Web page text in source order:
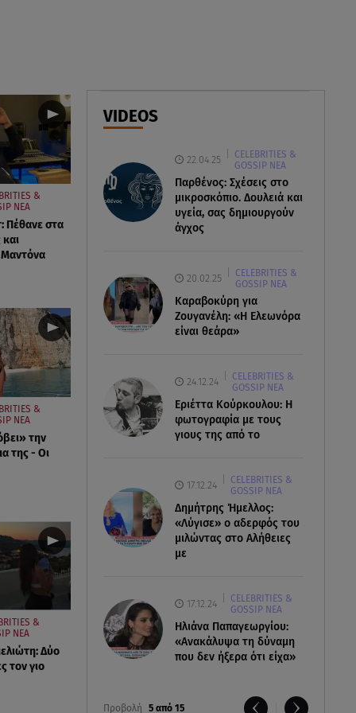
Νηστίσιμη συνταγή για να
φτιάξετε χαλβά με σοκολάτα και
πορτοκάλι
VIDEOS
22.04.25
CELEBRITIES &
GOSSIP ΝΕΑ
Παρθένος: Σχέσεις στο
μικροσκόπιο. Δουλειά και
υγεία, σας δημιουργούν
άγχος
20.02.25
CELEBRITIES &
GOSSIP ΝΕΑ
Καραβοκύρη για
Ζουγανέλη: «Η Ελεωνόρα
είναι θεάρα»
24.12.24
CELEBRITIES &
GOSSIP ΝΕΑ
Εριέττα Κούρκουλου: Η
φωτογραφία με τους
γιους της από το
17.12.24
CELEBRITIES &
GOSSIP ΝΕΑ
Δημήτρης Ήμελλος:
«Λύγισε» ο αδερφός του
μιλώντας στο Αλήθειες
με
17.12.24
CELEBRITIES &
GOSSIP ΝΕΑ
Ηλιάνα Παπαγεωργίου:
«Ανακάλυψα τη δύναμη
που δεν ήξερα ότι είχα»
Προβολή 5 από 15
&
ΝΕΑ
Πέθανε στα
Μαντόνα
&
ΝΕΑ
την
της - Οι
&
ΝΕΑ
Δύο
τον γιο